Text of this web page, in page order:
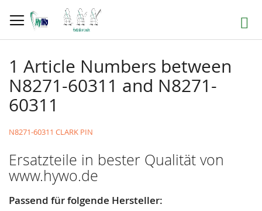
zum
Inhalt
Suche
1 Article Numbers between
N8271-60311 and N8271-
60311
N8271-60311 CLARK PIN
Ersatzteile in bester Qualität von
www.hywo.de
Passend für folgende Hersteller: